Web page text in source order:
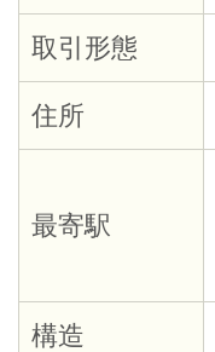
取引形態
住所
最寄駅
構造